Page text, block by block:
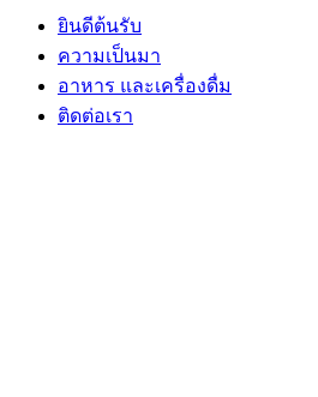
ยินดีต้นรับ
ความเป็นมา
อาหาร และเครื่องดื่ม
ติดต่อเรา